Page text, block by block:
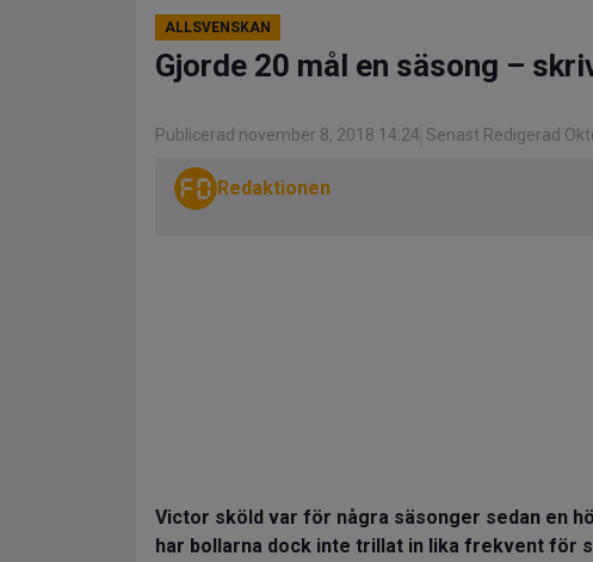
ALLSVENSKAN
Gjorde 20 mål en säsong –
Publicerad november 8, 2018 14:24 Senast Redigerad
Redaktionen
Victor sköld var för några säsonger sedan en
har bollarna dock inte trillat in lika frekvent för